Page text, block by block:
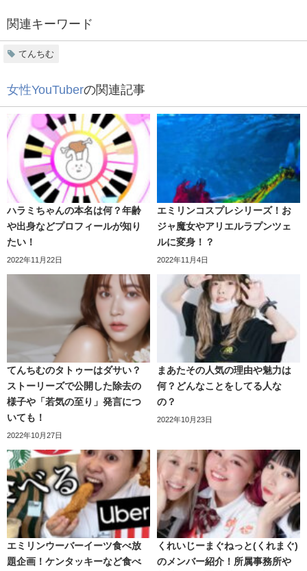
スキンケアをしながらお肌を綺麗に見せる
あります。
国内製造にこだわっていてSPF50＋PA+++と紫外線から肌
をカバーしながら
ハリやツヤを与えてくれる優れもの
カラーは#01 Light Beige(ライトベージュ)と#02 Natural
Beige(ナチュラルベージュ)
の2色展開になっていて価格は税込み3,850円です。
偏光パール入りで光を綺麗に反射して、くすみや赤みをカ
保湿成分がたっぷり入っているので夜まで乾燥知らずで
す。
世界的メイクアップアーティストが監修
世界的に有名なヘアメイクアップアーティストの
さんが
UUUNIファンデーションの監修 をしています。
大人気の新感覚ファンデーションのイメージモデルに選ば
れたてんちむ
てんちむ本人はあまりメイクが得意ではなく
を綺麗に見せてくれる
UUUNIファンデーションが とてもお気に入り なようです。
自分の好きな商品のアンバサダー
に抜擢されるなんてさす
が人気YouTuber！
何よりスキンケアをしてくれるファンデーションはこれか
らも大注目ですね！
の意味や元ネタ・正しい返し方は？
2022.4.27
関連記事
てんちむのウーバーイーツおすすめの店
特集！ドーナツやブロッコリー・薬膳スープはど
2022.4.19
関連記事
てんちむの本名や生い立ち・実家や両親
についてまとめました！
2022.4.10
関連キーワード
てんちむ
女性YouTuberの関連記事
ハラミちゃんの本名は何？年齢
や出身などプロフィールが知り
たい！
2022年11月22日
エミリンコスプレシリーズ！お
ジャ魔女やアリエルラプンツェ
ルに変身！？
2022年11月4日
てんちむのタトゥーはダサい？
ストーリーズで公開した除去の
様子や「若気の至り」発言につ
いても！
2022年10月27日
まあたその人気の理由や魅力は
何？どんなことをしてる人な
の？
2022年10月23日
エミリンウーバーイーツ食べ放
題企画！ケンタッキーなど食べ
くれいじーまぐねっと(くれまぐ)
のメンバー紹介！所属事務所や